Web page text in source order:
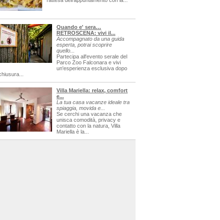
Quando e' sera…
RETROSCENA: vivi il...
Accompagnato da una guida
esperta, potrai scoprire
quello...
Partecipa all'evento serale del
Parco Zoo Falconara e vivi
un'esperienza esclusiva dopo
Villa Mariella: relax, comfort
e...
La tua casa vacanze ideale tra
spiaggia, movida e...
Se cerchi una vacanza che
unisca comodità, privacy e
contatto con la natura, Villa
Mariella è la...